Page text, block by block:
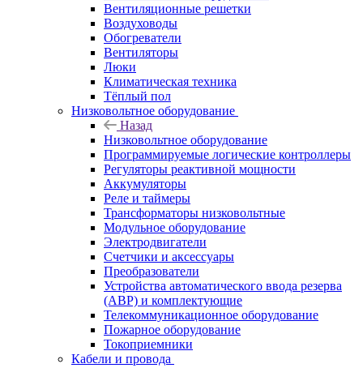
Вентиляционные решетки
Воздуховоды
Обогреватели
Вентиляторы
Люки
Климатическая техника
Тёплый пол
Низковольтное оборудование
Назад
Низковольтное оборудование
Программируемые логические контроллеры
Регуляторы реактивной мощности
Аккумуляторы
Реле и таймеры
Трансформаторы низковольтные
Модульное оборудование
Электродвигатели
Счетчики и аксессуары
Преобразователи
Устройства автоматического ввода резерва
(АВР) и комплектующие
Телекоммуникационное оборудование
Пожарное оборудование
Токоприемники
Кабели и провода